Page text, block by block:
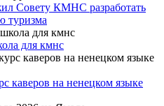
Совету КМНС разработать
туризма
для кмнс
каверов на ненецком языке